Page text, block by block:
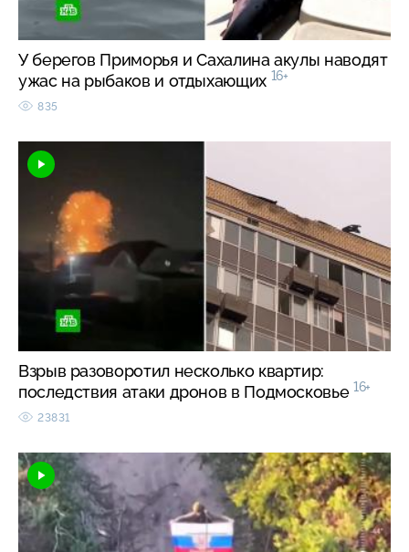
У берегов Приморья и Сахалина акулы наводят
ужас на рыбаков и отдыхающих 16+
835
Взрыв разоворотил несколько квартир:
последствия атаки дронов в Подмосковье 16+
23831